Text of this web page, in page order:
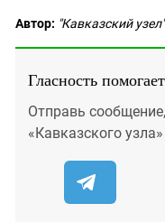
Автор: "Кавказский узел"
Гласность
Отправь
«Кавказского